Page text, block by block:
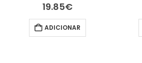
19.85€
ADICIONAR